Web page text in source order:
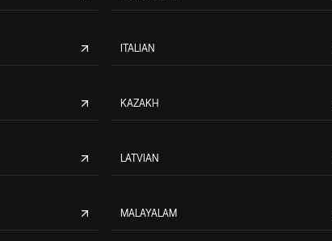
ITALIAN
KAZAKH
LATVIAN
MALAYALAM